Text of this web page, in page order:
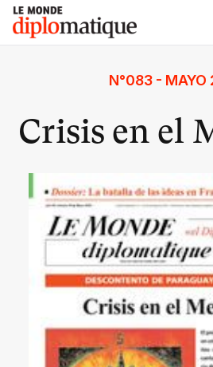
Skip
content
Le monde diplomatique
N°083 - MAYO
Crisis en el